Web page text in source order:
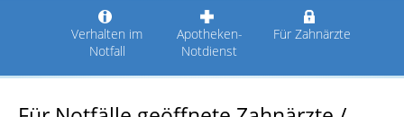
Verhalten im
Notfall
Apotheken-
Notdienst
Für Zahnärzte